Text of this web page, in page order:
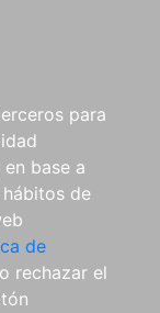
para
base a
de
de
rechazar el